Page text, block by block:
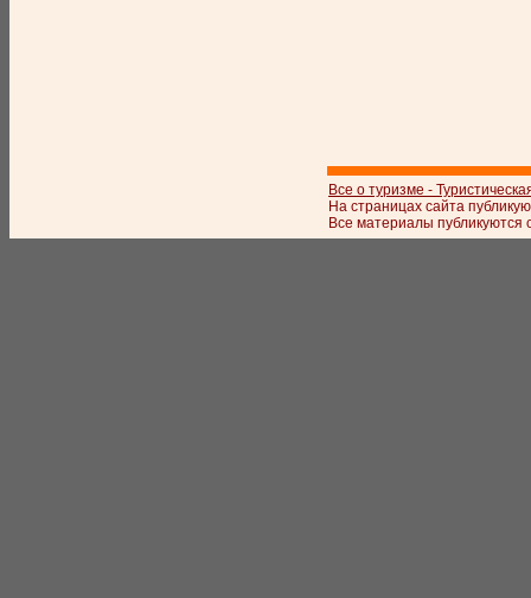
Все о туризме -
На страницах сайта
Все материалы публикуются